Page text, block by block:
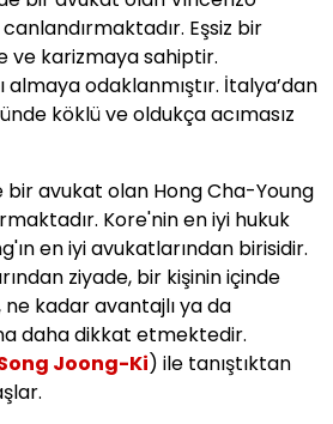
Eşsiz bir
ve karizmaya sahiptir.
almaya odaklanmıştır. İtalya’dan
köklü ve oldukça acımasız
bir avukat olan Hong Cha-Young
Kore'nin en iyi hukuk
en iyi avukatlarından birisidir.
ziyade, bir kişinin içinde
kadar avantajlı ya da
daha dikkat etmektedir.
Joong-Ki) ile tanıştıktan